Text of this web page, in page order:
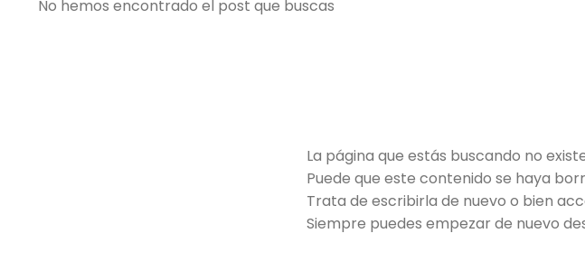
No hemos encontrado el post que buscas
La página que estás buscando no
Puede que este contenido se haya
Trata de escribirla de nuevo o bien
Siempre puedes empezar de nuevo